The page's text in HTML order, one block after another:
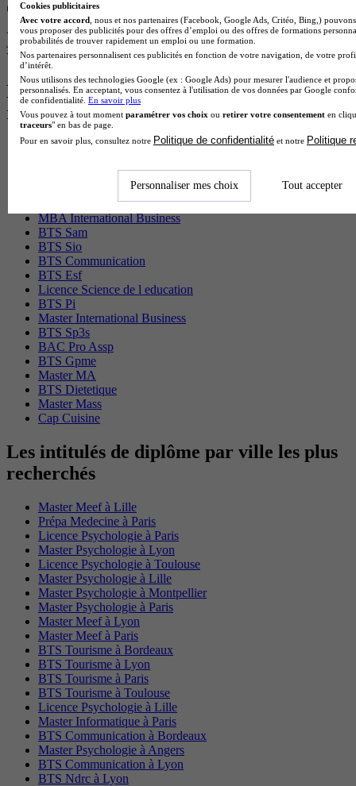
Nantes 44300
Alternance
Je m’informe gratuitement
Voir plus de formations similaires
Les intitulés de diplôme les plus
recherchés
Master Marketing Digital
Master Data science
MBA International Business
BTS Sam
BTS Sio
BTS Communication
BTS Esf
Licence Science de l education
BTS Pi
Master International Business
BTS Sp3s
BAC Pro Assp
BTS Gpme
Master MA
BTS Dietetique
Master Mass
Cap Cuisine
Les intitulés de diplôme par ville les plus
recherchés
Master Meef à Lille
Prépa Medecine à Paris
Licence Psychologie à Paris
Master Psychologie à Lyon
Licence Psychologie à Toulouse
Master Psychologie à Lille
Master Psychologie à Montpellier
Master Psychologie à Paris
Master Meef à Lyon
Master Meef à Paris
BTS Tourisme à Bordeaux
BTS Tourisme à Lyon
BTS Tourisme à Paris
BTS Tourisme à Toulouse
Licence Psychologie à Lille
Master Informatique à Paris
BTS Communication à Bordeaux
Master Psychologie à Angers
BTS Communication à Lyon
BTS Ndrc à Lyon
Cookies publicitaires
Avec votre accord , nous et nos partenaires (Facebook, Google Ads, Critéo, Bing,)
vous proposer des publicités pour des offres d’emploi ou des offres de formations
probabilités de trouver rapidement un emploi ou une formation.
Nos partenaires personnalisent ces publicités en fonction de votre navigation, de votre
d’intérêt.
Nous utilisons des technologies Google (ex : Google Ads) pour mesurer l'audience et
personnalisés. En acceptant, vous consentez à l'utilisation de vos données par Google
de confidentialité. En savoir plus
Vous pouvez à tout moment paramétrer vos choix ou retirer votre consentement en
traceurs" en bas de page.
Pour en savoir plus, consultez notre Politique de confidentialité et notre Politique
Personnaliser mes choix Tout accepter